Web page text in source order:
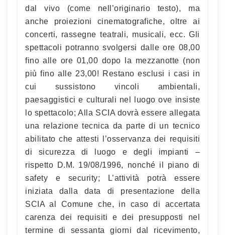
dal vivo (come nell’originario testo), ma
anche proiezioni cinematografiche, oltre ai
concerti, rassegne teatrali, musicali, ecc. Gli
spettacoli potranno svolgersi dalle ore 08,00
fino alle ore 01,00 dopo la mezzanotte (non
più fino alle 23,00! Restano esclusi i casi in
cui sussistono vincoli ambientali,
paesaggistici e culturali nel luogo ove insiste
lo spettacolo; Alla SCIA dovrà essere allegata
una relazione tecnica da parte di un tecnico
abilitato che attesti l’osservanza dei requisiti
di sicurezza di luogo e degli impianti –
rispetto D.M. 19/08/1996, nonché il piano di
safety e security; L’attività potrà essere
iniziata dalla data di presentazione della
SCIA al Comune che, in caso di accertata
carenza dei requisiti e dei presupposti nel
termine di sessanta giorni dal ricevimento,